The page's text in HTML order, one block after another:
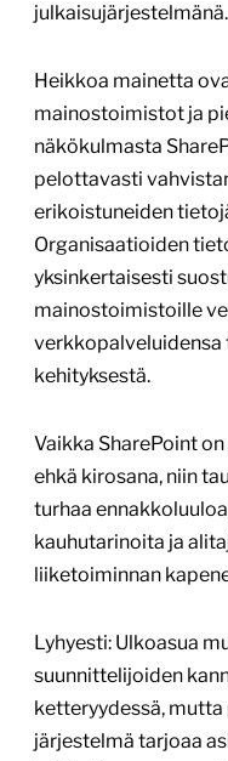
julkaisujärjestelmänä.
Heikkoa mainetta
mainostoimistot ja
näkökulmasta
pelottavasti
erikoistuneiden
Organisaatioiden
yksinkertaisesti
mainostoimistoille
kehityksestä.
Vaikka SharePoint
ehkä kirosana, niin
turhaa
kauhutarinoita ja
liiketoiminnan
Lyhyesti: Ulkoasua
suunnittelijoiden
ketteryydessä,
järjestelmä tarjoaa